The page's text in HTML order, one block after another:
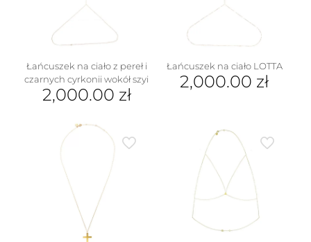
wybrać
stronie
produktu
wybrać
produktu
Łańcuszek na ciało z pereł i
czarnych cyrkonii wokół szyi
2,000.00 zł
Łańcuszek na ciało LOTTA
2,000.00 zł